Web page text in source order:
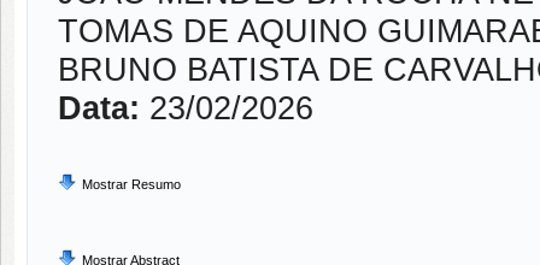
TOMAS DE AQUINO
BRUNO BATISTA DE
Data: 23/02/2026
Mostrar Resumo
Mostrar Abstract